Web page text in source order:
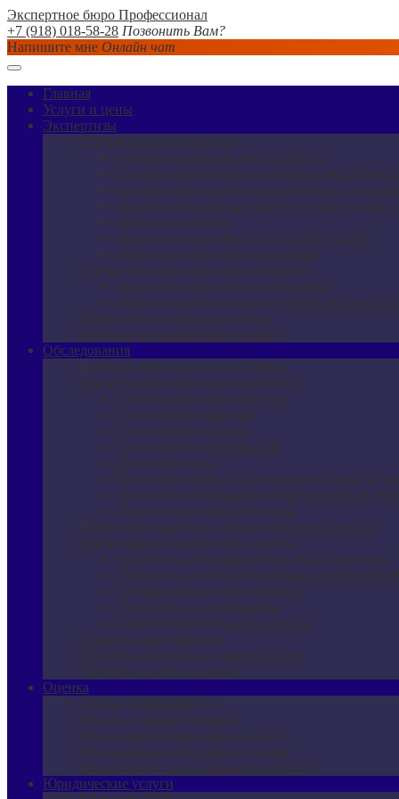
Экспертное бюро Профессионал
+7 (918) 018-58-28 Позвонить Вам?
Напишите мне Онлайн чат
Главная
Услуги и цены
Экспертизы
Строительная экспертиза
Судебная строительная экспертиза
Судебная оценочная экспертиза
Независимая экспертиза квартиры после
Экспертиза качества ремонта в новостройках
Экспертиза бетона
Экспертиза несущих конструкций зданий
Экспертиза дорожного покрытия
Экспертиза проектной документации
Экспертиза сметной документации
Экспертиза реконструкции объектов
Землеустроительная экспертиза
Рецензия на заключение эксперта
Обследования
Приемка квартиры в новостройке
Обследование зданий и сооружений
Обследование фундаментов
Обследование фасадов
Обследование кровли
Обследование перекрытий
Экспертиза окон
Инструментальное обследование зданий и
Экспертиза промышленной безопасности
Экспертиза здания котельной
Поверочные расчёты строительных конструкций
Обследование инженерных систем
Экспертиза водоснабжения и водоотведения
Экспертиза систем вентиляции и
Тепловизионное обследование
Экспертиза молниезащиты
Электротехническая экспертиза
Строительный контроль
Технический надзор в строительстве
Обмерные работы зданий
Оценка
Оценка недвижимости
Оценка ущерба от пожара
Определение физического износа
Оценка морального износа зданий
Независимая оценка пожарных рисков
Юридические услуги